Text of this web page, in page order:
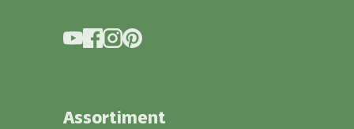
Assortiment